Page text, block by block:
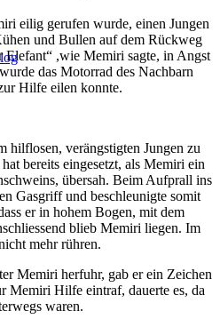
eilig gerufen wurde, einen Jungen
und Bullen auf dem Rückweg
,wie Memiri sagte, in Angst
das Motorrad des Nachbarn
Hilfe eilen konnte.
hilflosen, verängstigten Jungen zu
bereits eingesetzt, als Memiri ein
übersah. Beim Aufprall ins
Gasgriff und beschleunigte somit
er in hohem Bogen, mit dem
blieb Memiri liegen. Im
mehr rühren.
Memiri herfuhr, gab er ein Zeichen
Memiri Hilfe eintraf, dauerte es, da
waren.